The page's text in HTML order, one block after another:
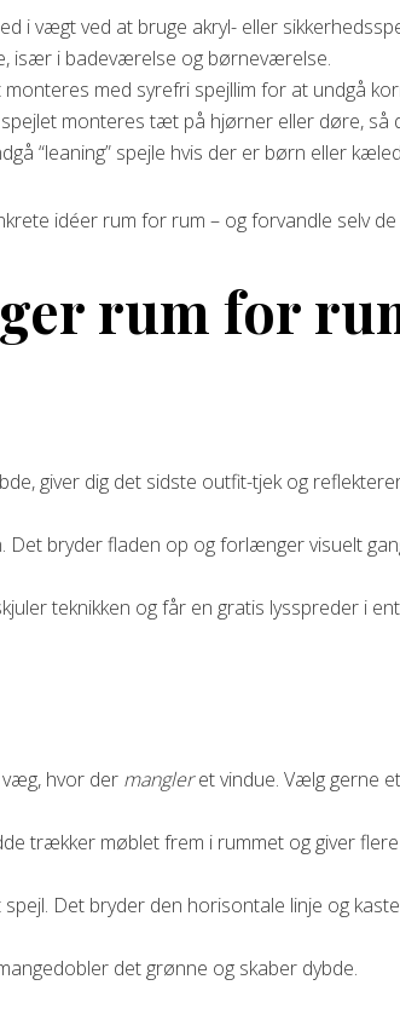
i vægt ved at bruge akryl- eller
især i badeværelse og børneværelse.
med syrefri spejllim for at undgå
monteres tæt på hjørner eller døre, så
“leaning” spejle hvis der er børn eller
idéer rum for rum – og forvandle selv
rum for
giver dig det sidste outfit-tjek og
bryder fladen op og forlænger visuelt
teknikken og får en gratis lysspreder i
hvor der mangleret vindue. Vælg gerne
trækker møblet frem i rummet og giver
Det bryder den horisontale linje og
det grønne og skaber dybde.